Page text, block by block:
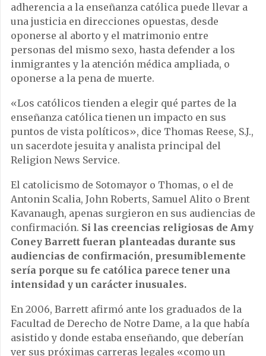
adherencia a la enseñanza católica puede llevar a
una justicia en direcciones opuestas, desde
oponerse al aborto y el matrimonio entre
personas del mismo sexo, hasta defender a los
inmigrantes y la atención médica ampliada, o
oponerse a la pena de muerte.
«Los católicos tienden a elegir qué partes de la
enseñanza católica tienen un impacto en sus
puntos de vista políticos», dice Thomas Reese, S.J.,
un sacerdote jesuita y analista principal del
Religion News Service.
El catolicismo de Sotomayor o Thomas, o el de
Antonin Scalia, John Roberts, Samuel Alito o Brent
Kavanaugh, apenas surgieron en sus audiencias de
confirmación. Si las creencias religiosas de Amy
Coney Barrett fueran planteadas durante sus
audiencias de confirmación, presumiblemente
sería porque su fe católica parece tener una
intensidad y un carácter inusuales.
En 2006, Barrett afirmó ante los graduados de la
Facultad de Derecho de Notre Dame, a la que había
asistido y donde estaba enseñando, que deberían
ver sus próximas carreras legales «como un